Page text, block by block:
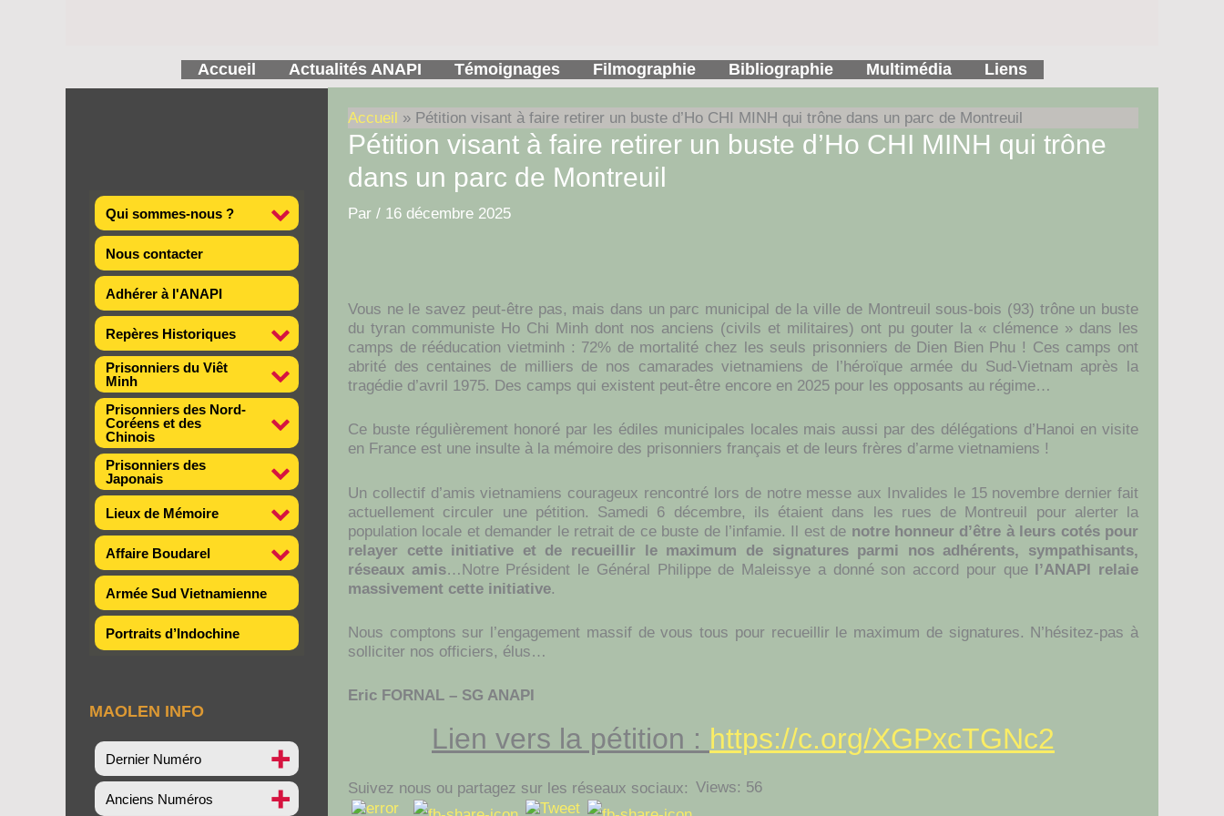
Accueil Actualités ANAPI Témoignages Filmographie Bibliographie Multimédia Liens
Qui sommes-nous ?
Nous contacter
Adhérer à l'ANAPI
Repères Historiques
Prisonniers du Viêt
Minh
Prisonniers des Nord-
Coréens et des
Chinois
Prisonniers des
Japonais
Lieux de Mémoire
Affaire Boudarel
Armée Sud Vietnamienne
Portraits d’Indochine
MAOLEN INFO
Dernier Numéro
Anciens Numéros
Accueil Pétition visant à faire retirer un buste d’Ho CHI MINH qui trône dans un parc de Montreuil
Pétition visant à faire retirer un buste d’Ho CHI MINH qui trône
dans un parc de Montreuil
Par / 16 décembre 2025
Vous ne le savez peut-être pas, mais dans un parc municipal de la ville de Montreuil sous-bois (93) trône un buste
du tyran communiste Ho Chi Minh dont nos anciens (civils et militaires) ont pu gouter la « clémence » dans les
camps de rééducation vietminh : 72% de mortalité chez les seuls prisonniers de Dien Bien Phu ! Ces camps ont
abrité des centaines de milliers de nos camarades vietnamiens de l’héroïque armée du Sud-Vietnam après la
tragédie d’avril 1975. Des camps qui existent peut-être encore en 2025 pour les opposants au régime…
Ce buste régulièrement honoré par les édiles municipales locales mais aussi par des délégations d’Hanoi en visite
en France est une insulte à la mémoire des prisonniers français et de leurs frères d’arme vietnamiens !
Un collectif d’amis vietnamiens courageux rencontré lors de notre messe aux Invalides le 15 novembre dernier fait
actuellement circuler une pétition. Samedi 6 décembre, ils étaient dans les rues de Montreuil pour alerter la
population locale et demander le retrait de ce buste de l’infamie. Il est de notre honneur d’être à leurs cotés pour
relayer cette initiative et de recueillir le maximum de signatures parmi nos adhérents, sympathisants,
réseaux amis…Notre Président le Général Philippe de Maleissye a donné son accord pour que l’ANAPI relaie
massivement cette initiative.
Nous comptons sur l’engagement massif de vous tous pour recueillir le maximum de signatures. N’hésitez-pas à
solliciter nos officiers, élus…
Eric FORNAL – SG ANAPI
Lien vers la pétition : https://c.org/XGPxcTGNc2
Suivez nous ou partagez sur les réseaux sociaux: Views: 56